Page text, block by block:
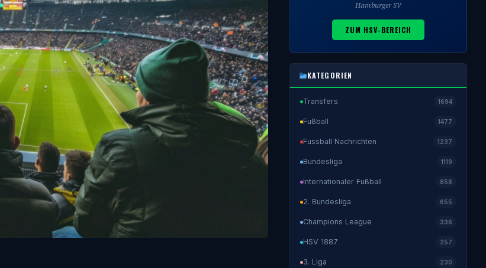
Hamburger SV
ZUM HSV-BEREICH
KATEGORIEN
Transfers 1694
Fußball 1477
Fussball Nachrichten 1237
Bundesliga 1119
Internationaler Fußball 858
2. Bundesliga 655
Champions League 336
HSV 1887 257
3. Liga 230